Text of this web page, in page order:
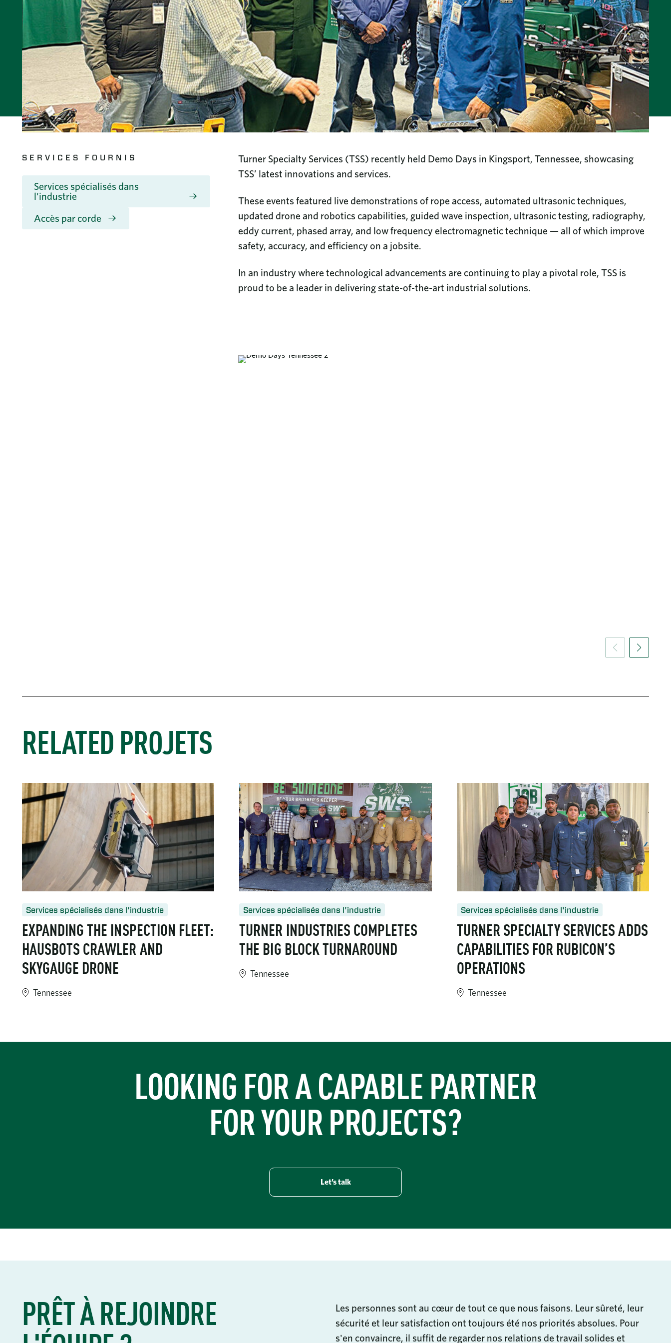
SERVICES FOURNIS
Services spécialisés dans
l'industrie
Accès par corde
Turner Specialty Services (TSS) recently held Demo Days in Kingsport, Tennessee, showcasing
TSS’ latest innovations and services.
These events featured live demonstrations of rope access, automated ultrasonic techniques,
updated drone and robotics capabilities, guided wave inspection, ultrasonic testing, radiography,
eddy current, phased array, and low frequency electromagnetic technique — all of which improve
safety, accuracy, and efficiency on a jobsite.
In an industry where technological advancements are continuing to play a pivotal role, TSS is
proud to be a leader in delivering state-of-the-art industrial solutions.
RELATED PROJETS
Services spécialisés dans l'industrie
EXPANDING THE INSPECTION FLEET:
HAUSBOTS CRAWLER AND
SKYGAUGE DRONE
Tennessee
Services spécialisés dans l'industrie
TURNER INDUSTRIES COMPLETES
THE BIG BLOCK TURNAROUND
Tennessee
https://www.turner-industries.com/projects/turner-industries-completes-the-big-block-turnaround/
Services spécialisés dans l'industrie
TURNER SPECIALTY SERVICES ADDS
CAPABILITIES FOR RUBICON’S
OPERATIONS
Tennessee
LOOKING FOR A CAPABLE PARTNER
FOR YOUR PROJECTS?
Let’s talk
PRÊT À REJOINDRE
Les personnes sont au cœur de tout ce que nous faisons. Leur sûreté, leur
sécurité et leur satisfaction ont toujours été nos priorités absolues. Pour
s'en convaincre, il suffit de regarder nos relations de travail solides et